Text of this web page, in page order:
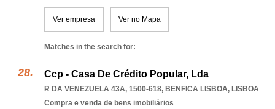
Ver empresa Ver no Mapa
Matches in the search for:
Ccp - Casa De Crédito Popular, Lda
R DA VENEZUELA 43A, 1500-618, BENFICA LISBOA, LISBOA
Compra e venda de bens imobiliários